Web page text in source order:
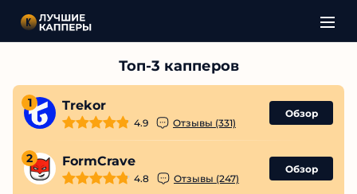
1 Trekor
4.9 Отзывы (331)
Обзор
2 FormCrave
4.8 Отзывы (247)
Обзор